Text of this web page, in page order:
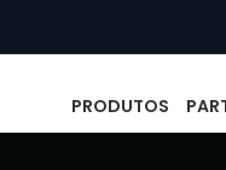
PRODUTOS